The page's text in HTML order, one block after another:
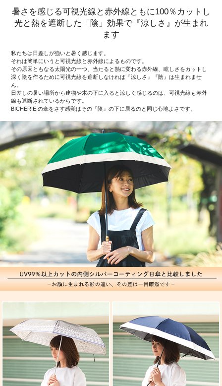
暑さを感じる可視光線と赤外線ともに100％カットし
光と熱を遮断した「陰」効果で『涼しさ』が生まれ
ます
私たちは日差しが強いと暑く感じます。
それは簡単にいうと可視光線と赤外線によるものです。
その原因ともなる太陽光の一つ、当たると熱に変わる赤外線、眩しさをカットし
深く陰を作るために可視光線を遮断しなければ『涼しさ』『陰』は生まれませ
ん。
日差しの暑い場所から建物や木の下に入ると涼しく感じるのは、可視光線も赤外
線も遮断されているからです。
BICHERIE.の傘をさす感覚はその『陰』の下に居るのと同じ心地よさです。